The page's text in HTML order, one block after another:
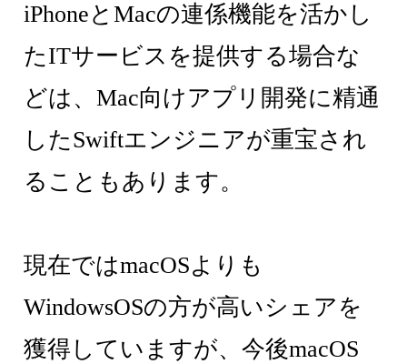
iPhoneとMacの連係機能を活かし
たITサービスを提供する場合な
どは、Mac向けアプリ開発に精通
したSwiftエンジニアが重宝され
ることもあります。
現在ではmacOSよりも
WindowsOSの方が高いシェアを
獲得していますが、今後macOS